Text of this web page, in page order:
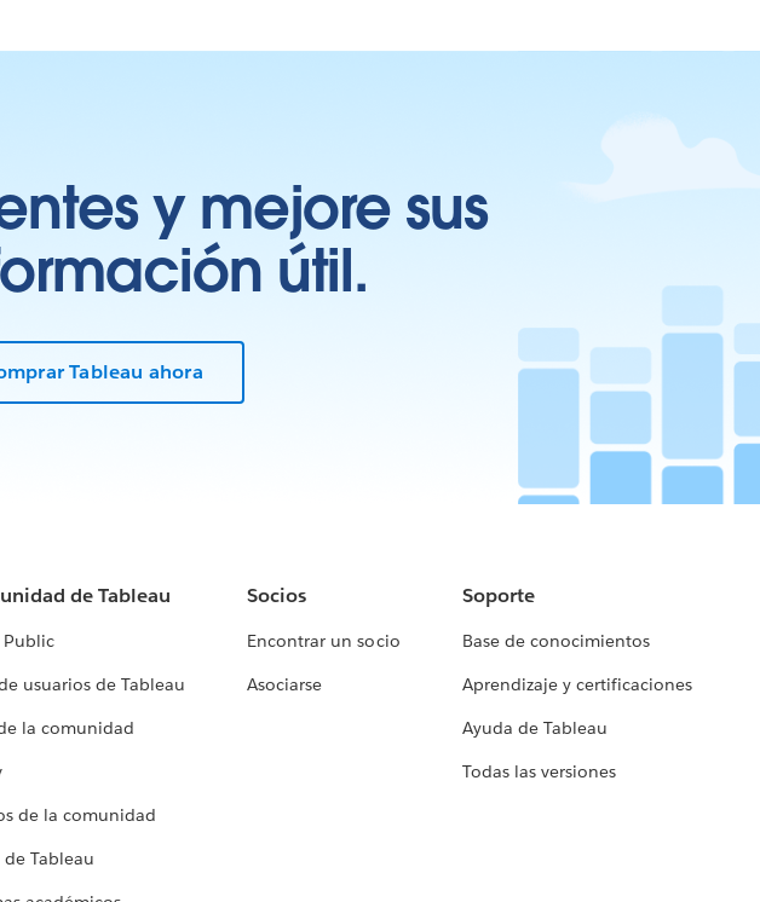
y mejore sus
útil.
Tableau ahora
de Tableau
Public
usuarios de Tableau
la comunidad
de la comunidad
Tableau
Socios
Encontrar un socio
Asociarse
Soporte
Base de conocimientos
Aprendizaje y certificaciones
Ayuda de Tableau
Todas las versiones